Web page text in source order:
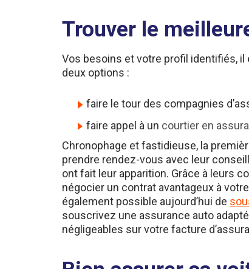
Trouver le
Vos besoins et votre profil identifiés,
deux options :
faire appel à un courtier en
Chronophage et fastidieuse, la
prendre rendez-vous avec leur
ont fait leur apparition. Grâce à leurs
négocier un contrat avantageux à
également possible aujourd’hui de
souscrivez une assurance auto
négligeables sur votre facture
Bien assurer sa